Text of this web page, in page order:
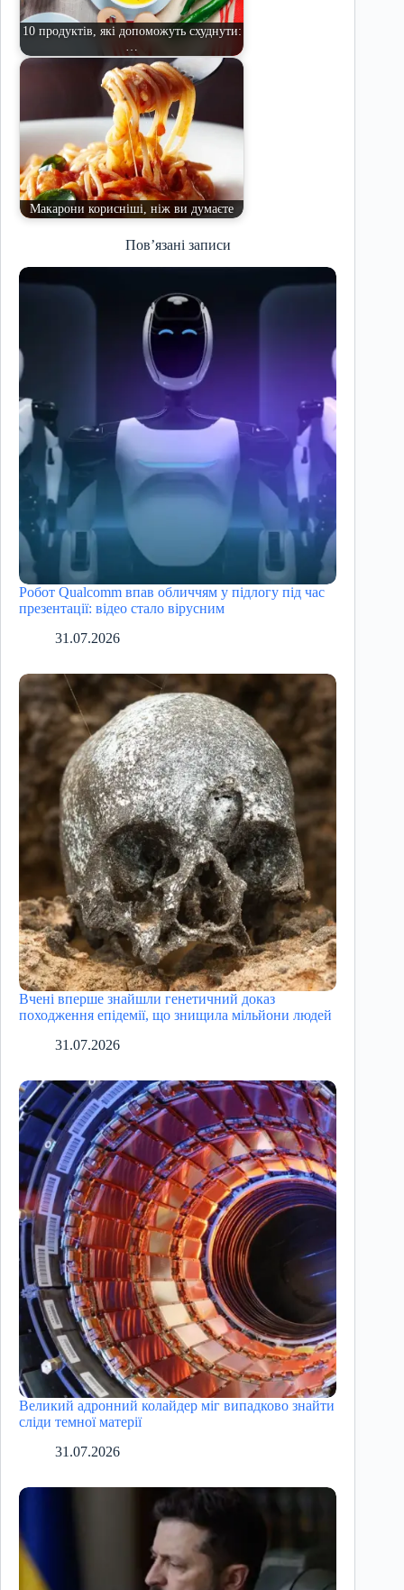
10 продуктів, які допоможуть схуднути:
…
Макарони корисніші, ніж ви думаєте
Пов’язані записи
Робот Qualcomm впав обличчям у підлогу під час
презентації: відео стало вірусним
31.07.2026
Вчені вперше знайшли генетичний доказ
походження епідемії, що знищила мільйони людей
31.07.2026
Великий адронний колайдер міг випадково знайти
сліди темної матерії
31.07.2026